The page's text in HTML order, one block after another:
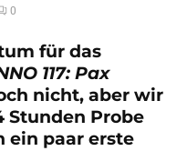
0
für das
117: Pax
nicht, aber wir
Probe
ein paar erste